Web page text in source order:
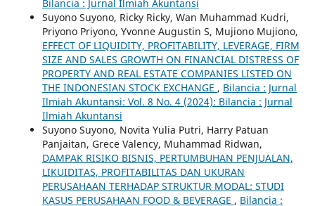
Bilancia : Jurnal Ilmiah Akuntansi
Suyono Suyono, Ricky Ricky, Wan Muhammad Kudri,
Priyono Priyono, Yvonne Augustin S, Mujiono Mujiono,
EFFECT OF LIQUIDITY, PROFITABILITY, LEVERAGE, FIRM
SIZE AND SALES GROWTH ON FINANCIAL DISTRESS OF
PROPERTY AND REAL ESTATE COMPANIES LISTED ON
THE INDONESIAN STOCK EXCHANGE , Bilancia : Jurnal
Ilmiah Akuntansi: Vol. 8 No. 4 (2024): Bilancia : Jurnal
Ilmiah Akuntansi
Suyono Suyono, Novita Yulia Putri, Harry Patuan
Panjaitan, Grece Valency, Muhammad Ridwan,
DAMPAK RISIKO BISNIS, PERTUMBUHAN PENJUALAN,
LIKUIDITAS, PROFITABILITAS DAN UKURAN
PERUSAHAAN TERHADAP STRUKTUR MODAL: STUDI
KASUS PERUSAHAAN FOOD & BEVERAGE , Bilancia :